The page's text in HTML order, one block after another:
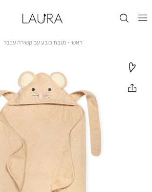
ראשי ראשי
מגבת כובע עם קשירה עכבר